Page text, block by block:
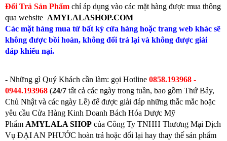
Đổi Trả Sản Phẩm chỉ áp dụng vào các mặt hàng được mua thông
qua website AMYLALASHOP.COM
Các mặt hàng mua từ bất kỳ cửa hàng hoặc trang web khác sẽ
không được bồi hoàn, không đổi trả lại và không được giải
đáp khiếu nại.
- Những gì Quý Khách cần làm: gọi Hotline 0858.193968 -
0944.193968 (24/7 tất cả các ngày trong tuần, bao gồm Thứ Bảy,
Chủ Nhật và các ngày Lễ) để được giải đáp những thắc mắc hoặc
yêu cầu Cửa Hàng Kinh Doanh Bách Hóa Dược Mỹ
Phẩm AMYLALA SHOP của Công Ty TNHH Thương Mại Dịch
Vụ ĐẠI AN PHƯỚC hoàn trả hoặc đổi lại hay thay thế sản phẩm